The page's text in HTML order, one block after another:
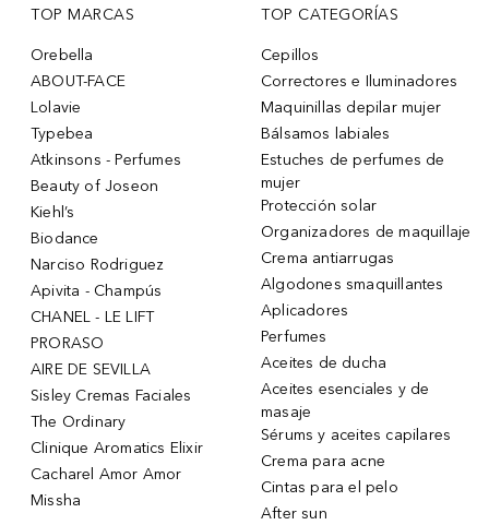
TOP MARCAS
Orebella
ABOUT-FACE
Lolavie
Typebea
Atkinsons - Perfumes
Beauty of Joseon
Kiehl’s
Biodance
Narciso Rodriguez
Apivita - Champús
CHANEL - LE LIFT
PRORASO
AIRE DE SEVILLA
Sisley Cremas Faciales
The Ordinary
Clinique Aromatics Elixir
Cacharel Amor Amor
Missha
TOP CATEGORÍAS
Cepillos
Correctores e Iluminadores
Maquinillas depilar mujer
Bálsamos labiales
Estuches de perfumes de
mujer
Protección solar
Organizadores de maquillaje
Crema antiarrugas
Algodones smaquillantes
Aplicadores
Perfumes
Aceites de ducha
Aceites esenciales y de
masaje
Sérums y aceites capilares
Crema para acne
Cintas para el pelo
After sun